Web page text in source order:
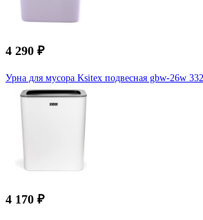
4 290 ₽
Урна для мусора Ksitex подвесная gbw-26w
4 170 ₽